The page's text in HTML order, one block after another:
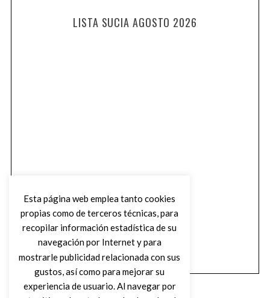
LISTA SUCIA AGOSTO 2026
Esta página web emplea tanto cookies
propias como de terceros técnicas, para
recopilar información estadística de su
navegación por Internet y para
mostrarle publicidad relacionada con sus
gustos, así como para mejorar su
experiencia de usuario. Al navegar por